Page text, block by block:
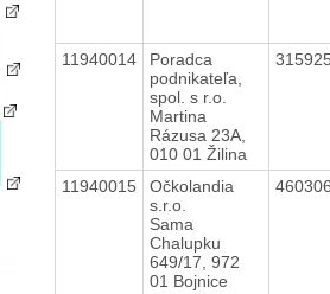
11940014
Poradca
podnikateľa,
spol. s r.o.
Martina
Rázusa 23A,
010 01 Žilina
11940015
Očkolandia
s.r.o.
Sama
Chalupku
649/17, 972
01 Bojnice